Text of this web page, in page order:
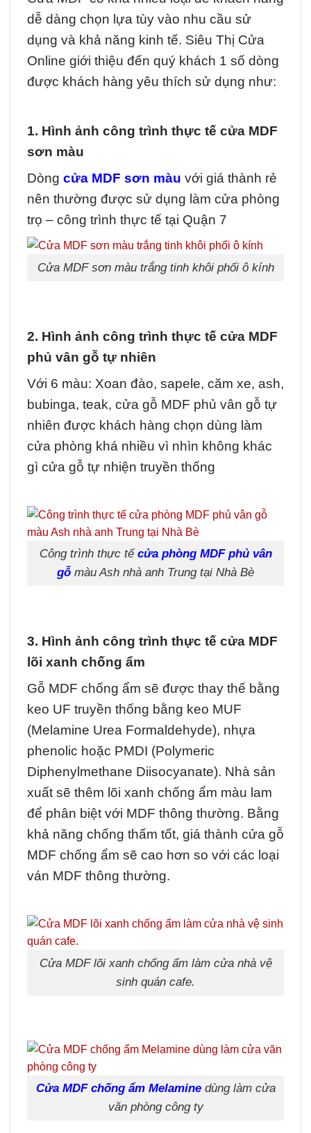
dễ dàng chọn lựa tùy vào nhu cầu sử
dụng và khả năng kinh tế. Siêu Thị Cửa
Online giới thiệu đến quý khách 1 số dòng
được khách hàng yêu thích sử dụng như:
1. Hình ảnh công trình thực tế cửa MDF
sơn màu
Dòng cửa MDF sơn màu với giá thành rẻ
nên thường được sử dụng làm cửa phòng
trọ – công trình thực tế tại Quận 7
Cửa MDF sơn màu trắng tinh khôi phối ô kính
2. Hình ảnh công trình thực tế cửa MDF
phủ vân gỗ tự nhiên
Với 6 màu: Xoan đào, sapele, căm xe, ash,
bubinga, teak, cửa gỗ MDF phủ vân gỗ tự
nhiên được khách hàng chọn dùng làm
cửa phòng khá nhiều vì nhìn không khác
gì cửa gỗ tự nhiện truyền thống
Công trình thực tếcửa phòng MDF phủ vân
gỗ màu Ash nhà anh Trung tại Nhà Bè
3. Hình ảnh công trình thực tế cửa MDF
lõi xanh chống ẩm
Gỗ MDF chống ẩm sẽ được thay thế bằng
keo UF truyền thống bằng keo MUF
(Melamine Urea Formaldehyde), nhựa
phenolic hoặc PMDI (Polymeric
Diphenylmethane Diisocyanate). Nhà sản
xuất sẽ thêm lõi xanh chống ẩm màu lam
để phân biệt với MDF thông thường. Bằng
khả năng chống thấm tốt, giá thành cửa gỗ
MDF chống ẩm sẽ cao hơn so với các loại
ván MDF thông thường.
Cửa MDF lõi xanh chống ẩm làm cửa nhà vệ
sinh quán cafe.
Cửa MDF chống ẩm Melaminedùng làm cửa
văn phòng công ty